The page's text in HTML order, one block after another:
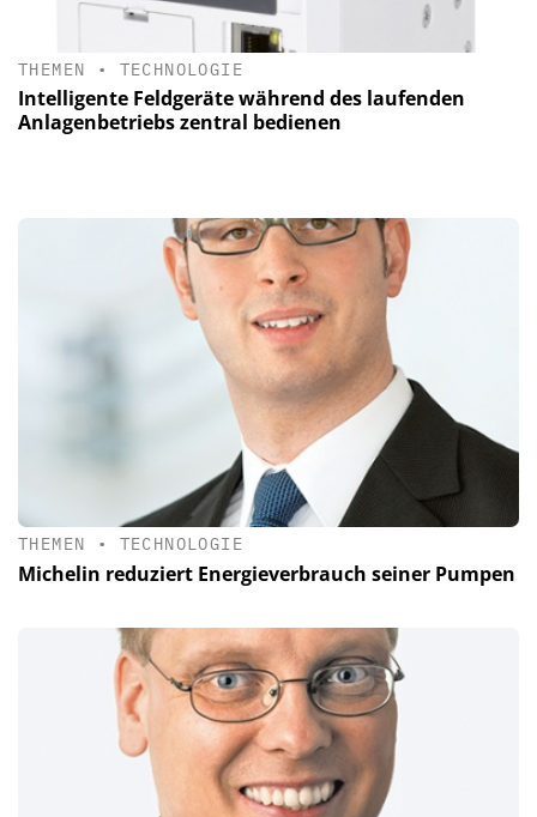
THEMEN • TECHNOLOGIE
Intelligente Feldgeräte während des laufenden
Anlagenbetriebs zentral bedienen
THEMEN • TECHNOLOGIE
Michelin reduziert Energieverbrauch seiner Pumpen